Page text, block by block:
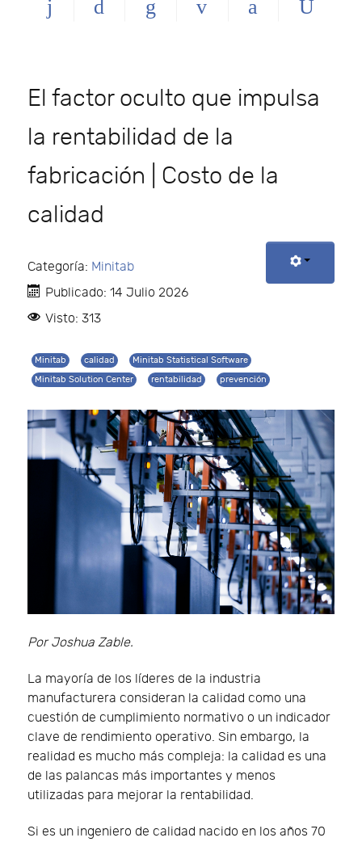
El factor oculto que impulsa
la rentabilidad de la
fabricación | Costo de la
calidad
Categoría: Minitab
Publicado: 14 Julio 2026
Visto: 313
Minitab calidad
Minitab Statistical Software
Minitab Solution Center
rentabilidad prevención
Por Joshua Zable.
La mayoría de los líderes de la industria
manufacturera consideran la calidad como una
cuestión de cumplimiento normativo o un indicador
clave de rendimiento operativo. Sin embargo, la
realidad es mucho más compleja: la calidad es una
de las palancas más importantes y menos
utilizadas para mejorar la rentabilidad.
Si es un ingeniero de calidad nacido en los años 70